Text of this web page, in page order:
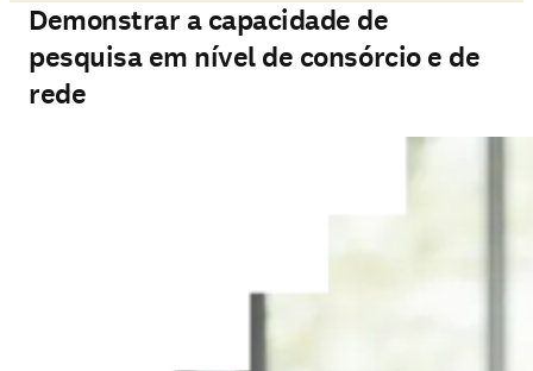
Demonstrar a capacidade de
pesquisa em nível de consórcio e de
rede